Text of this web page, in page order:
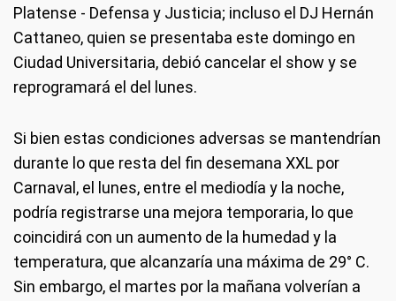
Platense - Defensa y Justicia; incluso el DJ Hernán
Cattaneo, quien se presentaba este domingo en
Ciudad Universitaria, debió cancelar el show y se
reprogramará el del lunes.
Si bien estas condiciones adversas se mantendrían
durante lo que resta del fin desemana XXL por
Carnaval, el lunes, entre el mediodía y la noche,
podría registrarse una mejora temporaria, lo que
coincidirá con un aumento de la humedad y la
temperatura, que alcanzaría una máxima de 29° C.
Sin embargo, el martes por la mañana volverían a